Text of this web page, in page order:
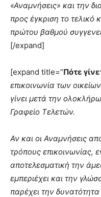
«Αναμνήσεις» και την
προς έγκριση το τελικό
πρώτου βαθμού
[/expand]
[expand title=”Πότε
επικοινωνία των
γίνει μετά την
Γραφείο Τελετών.
Αν και οι Αναμνήσεις
τρόπους επικοινωνίας,
αποτελεσματική την
εμπεριέχει και την
παρέχει την